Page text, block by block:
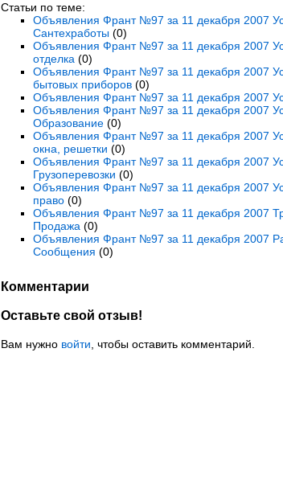
Статьи по теме:
Объявления Франт №97 за 11 декабря 2007
Сантехработы(0)
Объявления Франт №97 за 11 декабря 2007
отделка (0)
Объявления Франт №97 за 11 декабря 2007
бытовых приборов(0)
Объявления Франт №97 за 11 декабря 2007
Объявления Франт №97 за 11 декабря 2007
Образование(0)
Объявления Франт №97 за 11 декабря 2007
окна, решетки (0)
Объявления Франт №97 за 11 декабря 2007
Грузоперевозки (0)
Объявления Франт №97 за 11 декабря 2007
право(0)
Объявления Франт №97 за 11 декабря 2007
Продажа (0)
Объявления Франт №97 за 11 декабря 2007
Сообщения (0)
Комментарии
Оставьте свой отзыв!
Вам нужно войти , чтобы оставить комментарий.